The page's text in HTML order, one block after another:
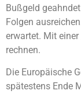
Bußgeld
Folgen
erwartet. Mit
rechnen.
Die Europäische
spätestens Ende